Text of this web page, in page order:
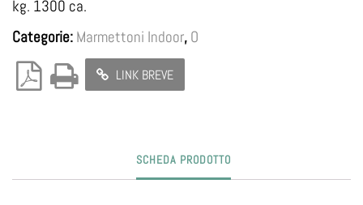
kg. 1300 ca.
Categorie: Marmettoni Indoor, O
LINK BREVE
SCHEDA PRODOTTO